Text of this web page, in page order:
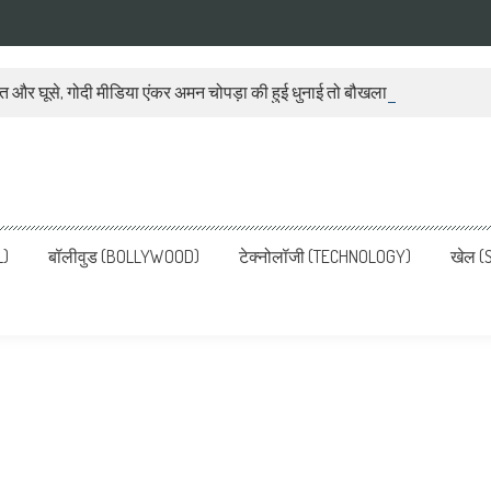
घूसे, गोदी मीडिया एंकर अमन चोपड़ा की हुई धुनाई तो बौखला गया बीजेपी
Latest News in Hindi, Breaking
live, पढ़ें देश और दुनिया की ताजा ख़बरें
बॉलीवुड (BOLLYWOOD) टेक्नोलॉजी (TECHNOLOGY) खेल